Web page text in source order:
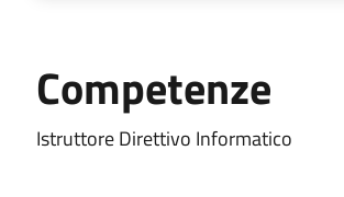
Competenze
Istruttore Direttivo Informatico